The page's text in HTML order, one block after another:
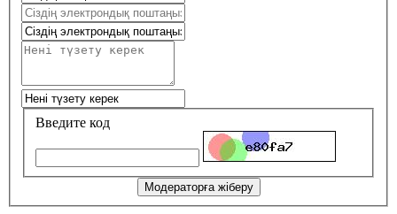
Введите код
Модераторға жіберу